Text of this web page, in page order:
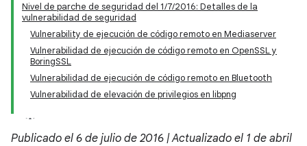
Nivel de parche de seguridad del 1/7/2016: Detalles de la
vulnerabilidad de seguridad
Vulnerability de ejecución de código remoto en Mediaserver
Vulnerabilidad de ejecución de código remoto en OpenSSL y
BoringSSL
Vulnerabilidad de ejecución de código remoto en Bluetooth
Vulnerabilidad de elevación de privilegios en libpng
Publicado el 6 de julio de 2016 | Actualizado el 1 de abril